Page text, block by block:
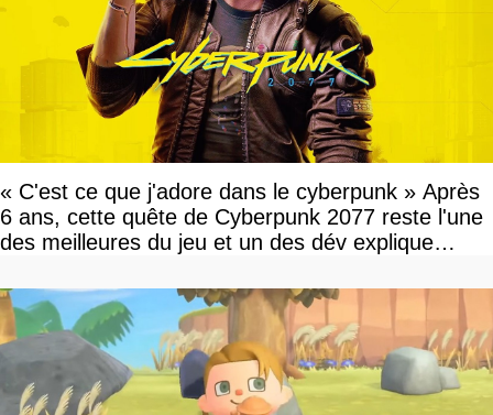
« C'est ce que j'adore dans le cyberpunk » Après
6 ans, cette quête de Cyberpunk 2077 reste l'une
des meilleures du jeu et un des dév explique